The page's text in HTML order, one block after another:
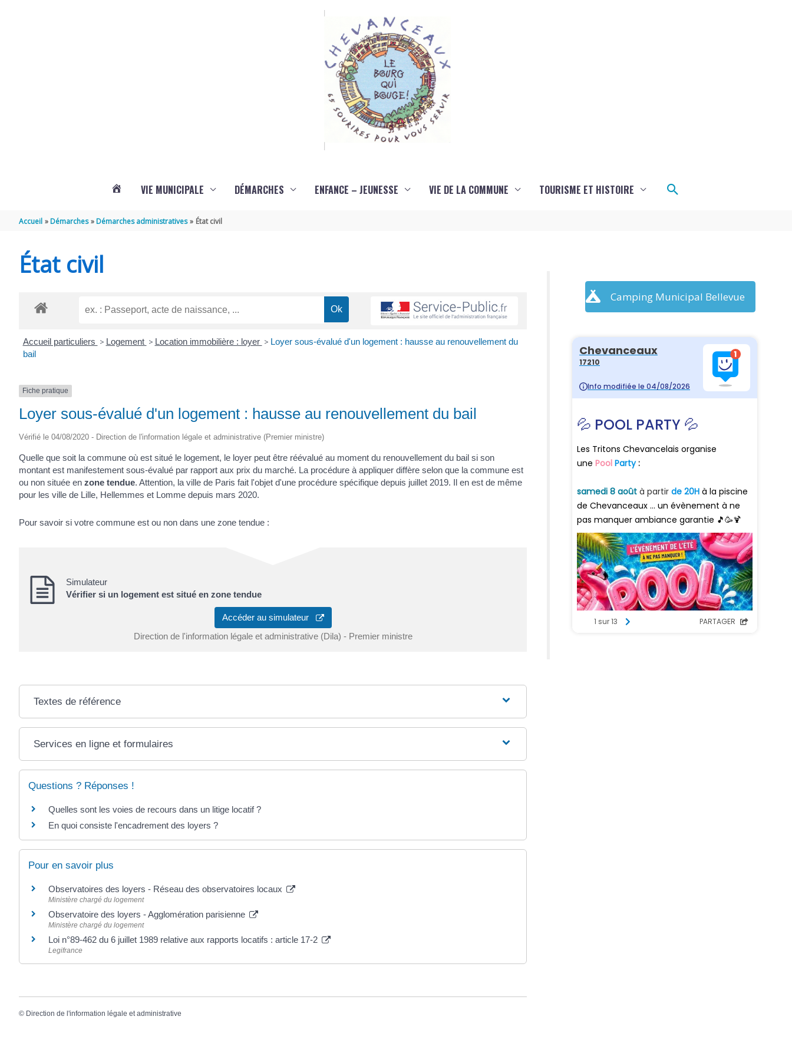
VIE MUNICIPALE DÉMARCHES ENFANCE – JEUNESSE VIE DE LA COMMUNE TOURISME ET HISTOIRE Rechercher
Accueil Démarches Démarches administratives État civil
État civil
Accueil particuliers > Logement > Location immobilière : loyer > Loyer sous-évalué d'un logement : hausse au renouvellement du
bail
Fiche pratique
Loyer sous-évalué d'un logement : hausse au renouvellement du bail
Vérifié le 04/08/2020 - Direction de l'information légale et administrative (Premier ministre)
Quelle que soit la commune où est situé le logement, le loyer peut être réévalué au moment du renouvellement du bail si son
montant est manifestement sous-évalué par rapport aux prix du marché. La procédure à appliquer diffère selon que la commune est
ou non située en zone tendue. Attention, la ville de Paris fait l'objet d'une procédure spécifique depuis juillet 2019. Il en est de même
pour les ville de Lille, Hellemmes et Lomme depuis mars 2020.
Pour savoir si votre commune est ou non dans une zone tendue :
Simulateur
Vérifier si un logement est situé en zone tendue
Accéder au simulateur
Direction de l'information légale et administrative (Dila) - Premier ministre
Textes de référence
Services en ligne et formulaires
Questions ? Réponses !
Quelles sont les voies de recours dans un litige locatif ?
En quoi consiste l'encadrement des loyers ?
Pour en savoir plus
Observatoires des loyers - Réseau des observatoires locaux
Ministère chargé du logement
Observatoire des loyers - Agglomération parisienne
Ministère chargé du logement
Loi n°89-462 du 6 juillet 1989 relative aux rapports locatifs : article 17-2
Legifrance
© Direction de l'information légale et administrative
Camping Municipal Bellevue